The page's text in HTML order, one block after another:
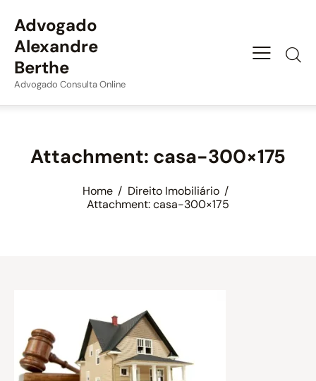
Advogado
Alexandre
Berthe
Advogado Consulta Online
Attachment: casa-300×175
Home
Direito Imobiliário
Attachment: casa-300×175